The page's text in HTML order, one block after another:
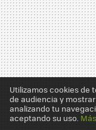
Utilizamos cookies de
de audiencia y
analizando tu
aceptando su uso.